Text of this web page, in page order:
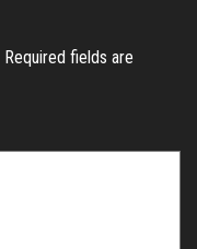
Required fields are